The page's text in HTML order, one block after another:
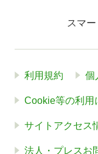
スマ
利用規約 個
Cookie等の利用
サイトアクセス
法人・プレスお